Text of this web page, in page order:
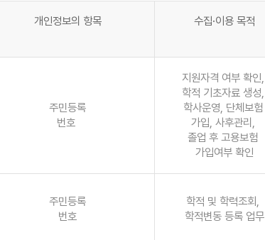
개인정보의 항목 수집·이용 목적
주민등록
번호
지원자격 여부 확인,
학적 기초자료 생성,
학사운영, 단체보험
가입, 사후관리,
졸업 후 고용보험
가입여부 확인
주민등록
번호
학적 및 학력조회,
학적변동 등록 업무